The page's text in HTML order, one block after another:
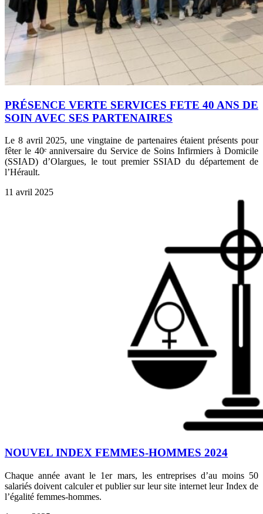
PRÉSENCE VERTE SERVICES FETE 40 ANS DE
SOIN AVEC SES PARTENAIRES
Le 8 avril 2025, une vingtaine de partenaires étaient présents pour
fêter le 40ᵉ anniversaire du Service de Soins Infirmiers à Domicile
(SSIAD) d’Olargues, le tout premier SSIAD du département de
l’Hérault.
11 avril 2025
NOUVEL INDEX FEMMES-HOMMES 2024
Chaque année avant le 1er mars, les entreprises d’au moins 50
salariés doivent calculer et publier sur leur site internet leur Index de
l’égalité femmes-hommes.